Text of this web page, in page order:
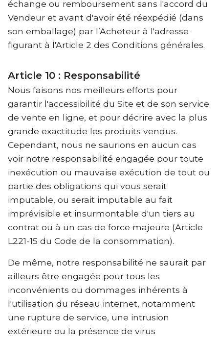
échange ou remboursement sans l'accord du
Vendeur et avant d'avoir été réexpédié (dans
son emballage) par l’Acheteur à l'adresse
figurant à l'Article 2 des Conditions générales.
Article 10 : Responsabilité
Nous faisons nos meilleurs efforts pour
garantir l'accessibilité du Site et de son service
de vente en ligne, et pour décrire avec la plus
grande exactitude les produits vendus.
Cependant, nous ne saurions en aucun cas
voir notre responsabilité engagée pour toute
inexécution ou mauvaise exécution de tout ou
partie des obligations qui vous serait
imputable, ou serait imputable au fait
imprévisible et insurmontable d'un tiers au
contrat ou à un cas de force majeure (Article
L221-15 du Code de la consommation).
De même, notre responsabilité ne saurait par
ailleurs être engagée pour tous les
inconvénients ou dommages inhérents à
l'utilisation du réseau internet, notamment
une rupture de service, une intrusion
extérieure ou la présence de virus